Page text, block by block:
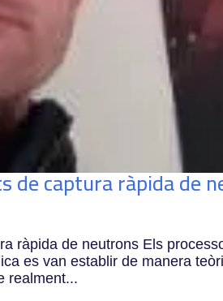
de captura ràpida de
ràpida de neutrons Els
es van establir de manera
realment...